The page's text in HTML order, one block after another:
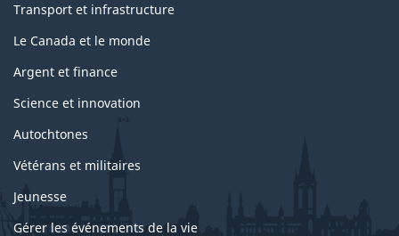
Transport et infrastructure
Le Canada et le monde
Argent et finance
Science et innovation
Autochtones
Vétérans et militaires
Jeunesse
Gérer les événements de la vie